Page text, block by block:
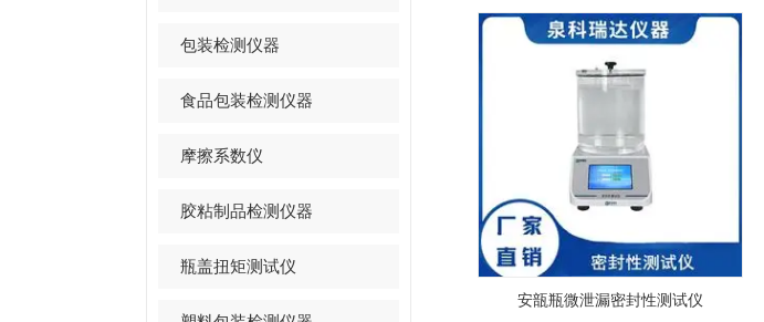
包装检测仪器
食品包装检测仪器
摩擦系数仪
胶粘制品检测仪器
瓶盖扭矩测试仪
安瓿瓶微泄漏密封性测试仪